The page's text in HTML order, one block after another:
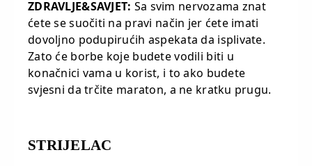
ZDRAVLJE&SAVJET: Sa svim nervozama znat
ćete se suočiti na pravi način jer ćete imati
dovoljno podupirućih aspekata da isplivate.
Zato će borbe koje budete vodili biti u
konačnici vama u korist, i to ako budete
svjesni da trčite maraton, a ne kratku prugu.
STRIJELAC